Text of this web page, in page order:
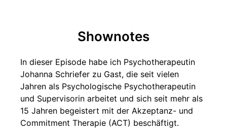
Shownotes
In dieser Episode habe ich Psychotherapeutin
Johanna Schriefer zu Gast, die seit vielen
Jahren als Psychologische Psychotherapeutin
und Supervisorin arbeitet und sich seit mehr als
15 Jahren begeistert mit der Akzeptanz- und
Commitment Therapie (ACT) beschäftigt.